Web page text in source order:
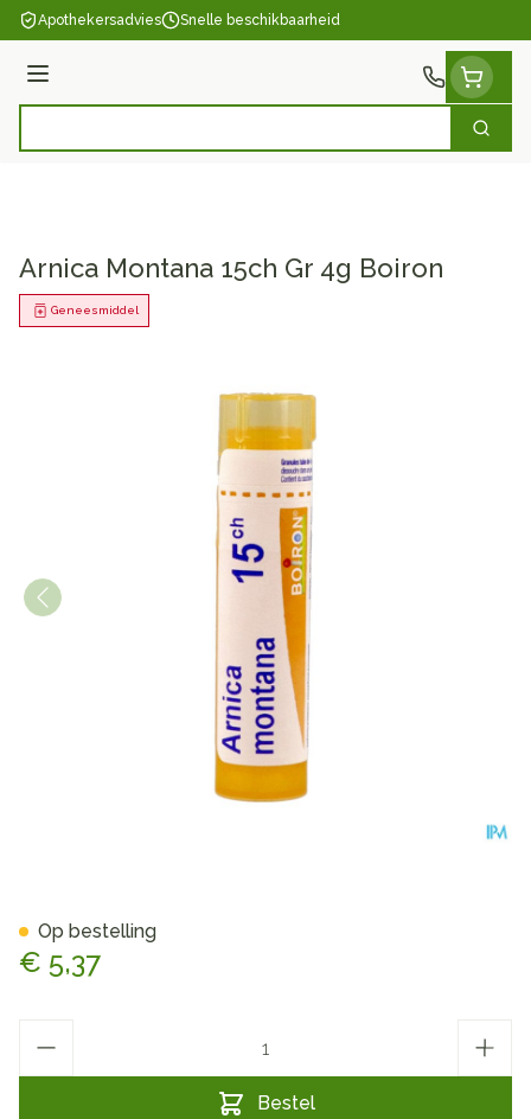
Ga naar de inhoud
Apothekersadvies Snelle beschikbaarheid
Menu
Zoek
Arnica Montana 15ch Gr 4g Boiron
Geneesmiddel
€ 5,37
Bestel
Op bestelling